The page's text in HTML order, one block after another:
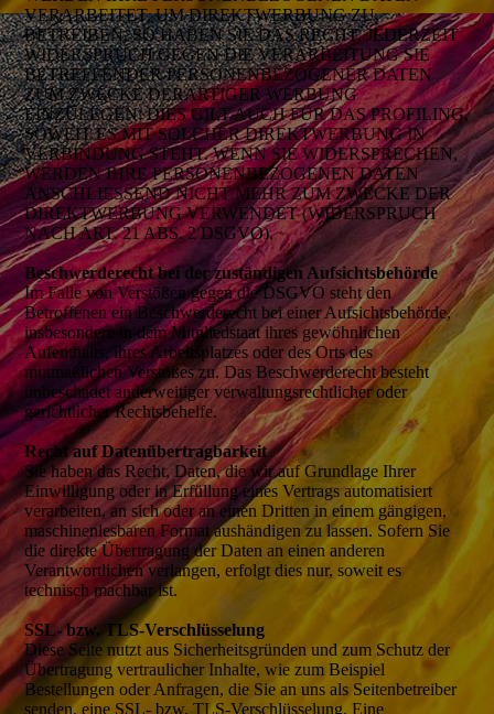
VERARBEITET, UM DIREKTWERBUNG ZU
BETREIBEN, SO HABEN SIE DAS RECHT, JEDERZEIT
WIDERSPRUCH GEGEN DIE VERARBEITUNG SIE
BETREFFENDER PERSONENBEZOGENER DATEN
ZUM ZWECKE DERARTIGER WERBUNG
EINZULEGEN; DIES GILT AUCH FÜR DAS PROFILING,
SOWEIT ES MIT SOLCHER DIREKTWERBUNG IN
VERBINDUNG STEHT. WENN SIE WIDERSPRECHEN,
WERDEN IHRE PERSONENBEZOGENEN DATEN
ANSCHLIESSEND NICHT MEHR ZUM ZWECKE DER
DIREKTWERBUNG VERWENDET (WIDERSPRUCH
NACH ART. 21 ABS. 2 DSGVO).
Beschwerderecht bei der zuständigen Aufsichtsbehörde
Im Falle von Verstößen gegen die DSGVO steht den
Betroffenen ein Beschwerderecht bei einer Aufsichtsbehörde,
insbesondere in dem Mitgliedstaat ihres gewöhnlichen
Aufenthalts, ihres Arbeitsplatzes oder des Orts des
mutmaßlichen Verstoßes zu. Das Beschwerderecht besteht
unbeschadet anderweitiger verwaltungsrechtlicher oder
gerichtlicher Rechtsbehelfe.
Recht auf Datenübertragbarkeit
Sie haben das Recht, Daten, die wir auf Grundlage Ihrer
Einwilligung oder in Erfüllung eines Vertrags automatisiert
verarbeiten, an sich oder an einen Dritten in einem gängigen,
maschinenlesbaren Format aushändigen zu lassen. Sofern Sie
die direkte Übertragung der Daten an einen anderen
Verantwortlichen verlangen, erfolgt dies nur, soweit es
technisch machbar ist.
SSL- bzw. TLS-Verschlüsselung
Diese Seite nutzt aus Sicherheitsgründen und zum Schutz der
Übertragung vertraulicher Inhalte, wie zum Beispiel
Bestellungen oder Anfragen, die Sie an uns als Seitenbetreiber
senden, eine SSL- bzw. TLS-Verschlüsselung. Eine